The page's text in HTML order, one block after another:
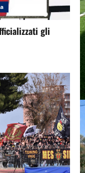
gli